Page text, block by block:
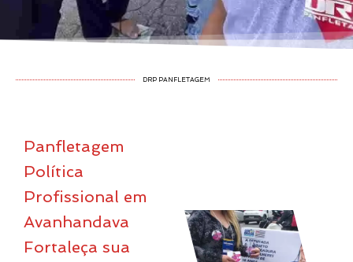
DRP PANFLETAGEM
Panfletagem
Política
Profissional em
Avanhandava
Fortaleça sua